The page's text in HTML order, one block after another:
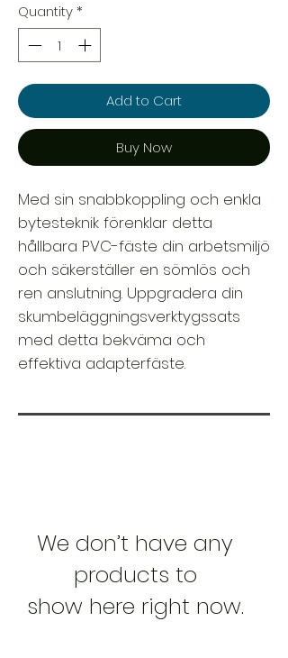
Quantity*
Add to Cart
Buy Now
Med sin snabbkoppling och enkla
bytesteknik förenklar detta
hållbara PVC-fäste din arbetsmiljö
och säkerställer en sömlös och
ren anslutning. Uppgradera din
skumbeläggningsverktygssats
med detta bekväma och
effektiva adapterfäste.
We don’t have any
products to
show here right now.